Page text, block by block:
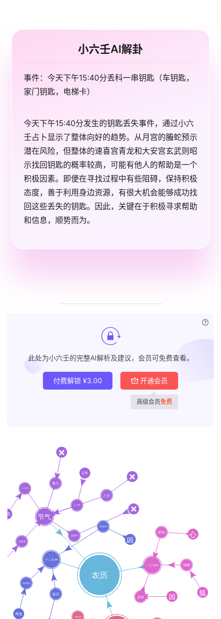
小六壬AI解卦
事件：今天下午15:40分丢科一串钥匙（车钥匙，
家门钥匙，电梯卡）
今天下午15:40分发生的钥匙丢失事件，通过小六
壬占卜显示了整体向好的趋势。从月宫的螣蛇预示
潜在风险，但整体的速喜宫青龙和大安宫玄武则昭
示找回钥匙的概率较高，可能有他人的帮助是一个
积极因素。即便在寻找过程中有些阻碍，保持积极
态度，善于利用身边资源，有很大机会能够成功找
回这些丢失的钥匙。因此，关键在于积极寻求帮助
和信息，顺势而为。
此处为小六壬的完整AI解析及建议，会员可免费查看。
付费解锁 ¥3.00 开通会员
高级会员免费